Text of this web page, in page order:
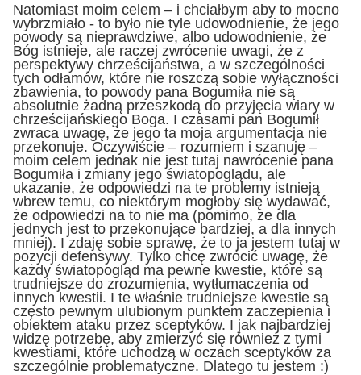
Natomiast moim celem – i chciałbym aby to mocno
wybrzmiało - to było nie tyle udowodnienie, że jego
powody są nieprawdziwe, albo udowodnienie, że
Bóg istnieje, ale raczej zwrócenie uwagi, że z
perspektywy chrześcijaństwa, a w szczególności
tych odłamów, które nie roszczą sobie wyłączności
zbawienia, to powody pana Bogumiła nie są
absolutnie żadną przeszkodą do przyjęcia wiary w
chrześcijańskiego Boga. I czasami pan Bogumił
zwraca uwagę, że jego ta moja argumentacja nie
przekonuje. Oczywiście – rozumiem i szanuję –
moim celem jednak nie jest tutaj nawrócenie pana
Bogumiła i zmiany jego światopoglądu, ale
ukazanie, że odpowiedzi na te problemy istnieją
wbrew temu, co niektórym mogłoby się wydawać,
że odpowiedzi na to nie ma (pomimo, że dla
jednych jest to przekonujące bardziej, a dla innych
mniej). I zdaję sobie sprawę, że to ja jestem tutaj w
pozycji defensywy. Tylko chcę zwrócić uwagę, że
każdy światopogląd ma pewne kwestie, które są
trudniejsze do zrozumienia, wytłumaczenia od
innych kwestii. I te właśnie trudniejsze kwestie są
często pewnym ulubionym punktem zaczepienia i
obiektem ataku przez sceptyków. I jak najbardziej
widzę potrzebę, aby zmierzyć się również z tymi
kwestiami, które uchodzą w oczach sceptyków za
szczególnie problematyczne. Dlatego tu jestem :)